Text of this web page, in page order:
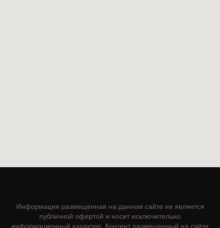
Информация размещенная на данном сайте не является
публичной офертой и носит исключительно
информационный характер. Контент размещенный на сайте